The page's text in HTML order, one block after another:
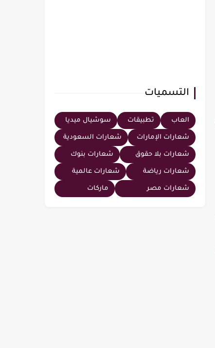
التسميات
العاب تطبيقات سوشيال ميديا
شعارات الإمارات شعارات السعودية
شعارات بلا حقوق شعارات بنوك
شعارات رياضة شعارات عالمية
شعارات مصر ماركات